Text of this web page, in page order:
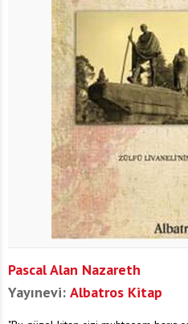
Pascal Alan Nazareth
Yayınevi: Albatros Kitap